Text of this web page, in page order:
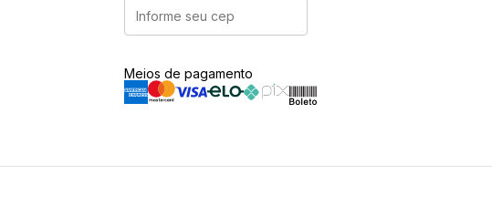
Meios de pagamento